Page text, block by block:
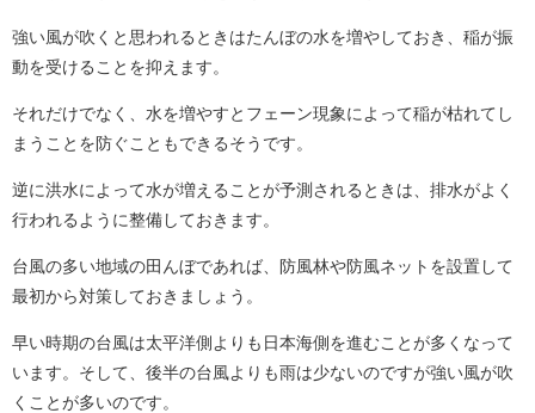
強い風が吹くと思われるときはたんぼの水を増やしておき、稲が振
動を受けることを抑えます。
それだけでなく、水を増やすとフェーン現象によって稲が枯れてし
まうことを防ぐこともできるそうです。
逆に洪水によって水が増えることが予測されるときは、排水がよく
行われるように整備しておきます。
台風の多い地域の田んぼであれば、防風林や防風ネットを設置して
最初から対策しておきましょう。
早い時期の台風は太平洋側よりも日本海側を進むことが多くなって
います。そして、後半の台風よりも雨は少ないのですが強い風が吹
くことが多いのです。